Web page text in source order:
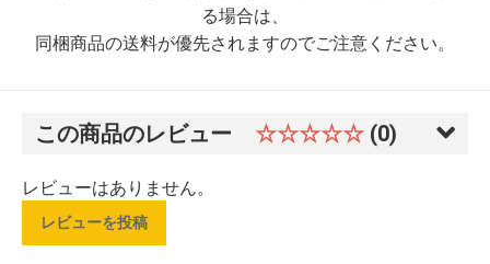
る場合は、
同梱商品の送料が優先されますのでご注意ください。
この商品のレビュー ☆☆☆☆☆ (0)
レビューはありません。
レビューを投稿